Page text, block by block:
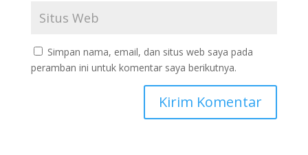
Simpan nama, email, dan situs web saya pada
peramban ini untuk komentar saya berikutnya.